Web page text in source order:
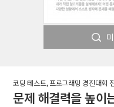
코딩 테스트, 프로그래밍 경진대회
문제 해결력을 높이